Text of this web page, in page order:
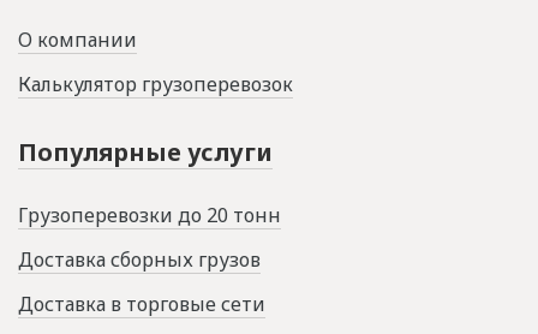
О компании
Калькулятор грузоперевозок
Популярные услуги
Грузоперевозки до 20 тонн
Доставка сборных грузов
Доставка в торговые сети